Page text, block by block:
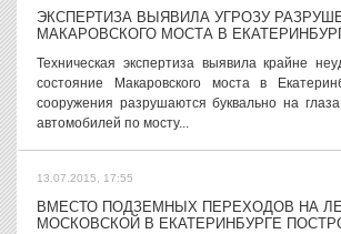
ЭКСПЕРТИЗА ВЫЯВИЛА УГРОЗУ
МАКАРОВСКОГО МОСТА В
Техническая экспертиза выявила крайне
состояние Макаровского моста в
сооружения разрушаются буквально на
автомобилей по мосту...
13.07.2015, 17:55
ВМЕСТО ПОДЗЕМНЫХ ПЕРЕХОДОВ НА
МОСКОВСКОЙ В ЕКАТЕРИНБУРГЕ